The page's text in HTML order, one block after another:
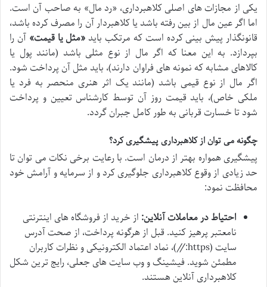
یکی از مجازات های اصلی کلاهبرداری، «رد مال» به صاحب آن است.
اما اگر عین مال از بین رفته باشد یا کلاهبردار آن را مصرف کرده باشد،
قانونگذار پیش بینی کرده است که مرتکب باید «مثل یا قیمت» آن را
بپردازد. به این معنا که اگر مال از نوع مثلی باشد (مانند پول یا
کالاهای مشابه که نمونه های فراوان دارند)، باید مثل آن پرداخت شود.
اگر مال از نوع قیمی باشد (مانند یک اثر هنری منحصر به فرد یا
ملکی خاص)، باید قیمت روز آن توسط کارشناس تعیین و پرداخت
شود تا خسارت قربانی به طور کامل جبران گردد.
چگونه می توان از کلاهبرداری پیشگیری کرد؟
پیشگیری همواره بهتر از درمان است. با رعایت برخی نکات می توان تا
حد زیادی از وقوع کلاهبرداری جلوگیری کرد و از سرمایه و آرامش خود
محافظت نمود:
احتیاط در معاملات آنلاین: از خرید از فروشگاه های اینترنتی
نامعتبر پرهیز کنید. قبل از هرگونه پرداخت، از صحت آدرس
سایت (https://)، نماد اعتماد الکترونیکی و نظرات کاربران
مطمئن شوید. فیشینگ و وب سایت های جعلی، رایج ترین شکل
کلاهبرداری آنلاین هستند.